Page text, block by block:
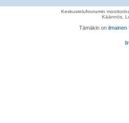
Keskustelufoorumin
Käännös,
Tämäkin on ilmainen